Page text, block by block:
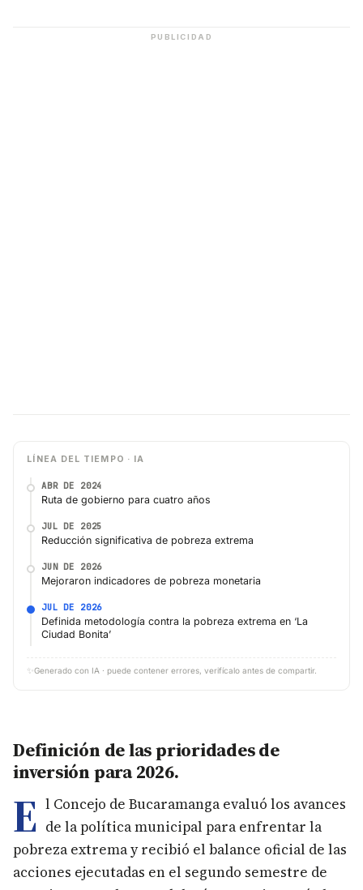
PUBLICIDAD
LÍNEA DEL TIEMPO · IA
ABR DE 2024
Ruta de gobierno para cuatro años
JUL DE 2025
Reducción significativa de pobreza extrema
JUN DE 2026
Mejoraron indicadores de pobreza monetaria
JUL DE 2026
Definida metodología contra la pobreza extrema en ‘La
Ciudad Bonita’
✨ Generado con IA · puede contener errores, verifícalo antes de compartir.
Definición de las prioridades de
inversión para 2026.
E l Concejo de Bucaramanga evaluó los avances
de la política municipal para enfrentar la
pobreza extrema y recibió el balance oficial de las
acciones ejecutadas en el segundo semestre de